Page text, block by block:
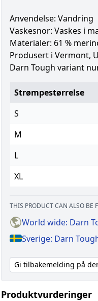
Anvendelse: Vandring
Vaskesnor: Vaskes i
Materialer: 61 %
Produsert i Vermont,
Darn Tough variant
Strømpestørrelse
S
M
L
XL
THIS PRODUCT CAN ALSO BE
World wide: Darn
Sverige: Darn
Gi tilbakemelding på
Produktvurderinger